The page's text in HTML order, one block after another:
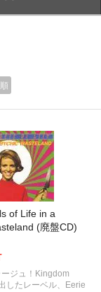
of Life in a
(廃盤CD)
ジュ！Kingdom
したレーベル、Eerie